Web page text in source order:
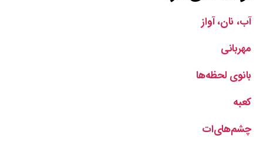
آب، نان، آواز
مهربانی
بانوی لحظه‌ها
کعبه
چشم‌های‌ات